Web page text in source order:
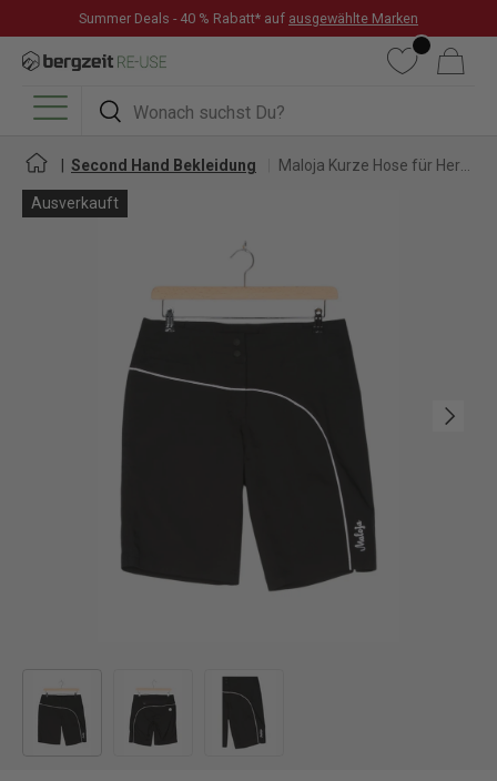
DIREKT ZUM INHALT
Summer Deals - 40 % Rabatt* auf ausgewählte Marken
Suchen
Suchen
WunschlisteWarenkorb
Menü
Second Hand Bekleidung
Ausverkauft
Nächste